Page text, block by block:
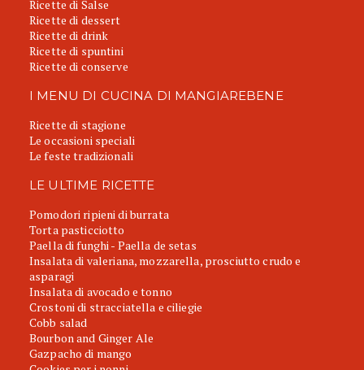
Ricette di Salse
Ricette di dessert
Ricette di drink
Ricette di spuntini
Ricette di conserve
I MENU DI CUCINA DI MANGIAREBENE
Ricette di stagione
Le occasioni speciali
Le feste tradizionali
LE ULTIME RICETTE
Pomodori ripieni di burrata
Torta pasticciotto
Paella di funghi - Paella de setas
Insalata di valeriana, mozzarella, prosciutto crudo e
asparagi
Insalata di avocado e tonno
Crostoni di stracciatella e ciliegie
Cobb salad
Bourbon and Ginger Ale
Gazpacho di mango